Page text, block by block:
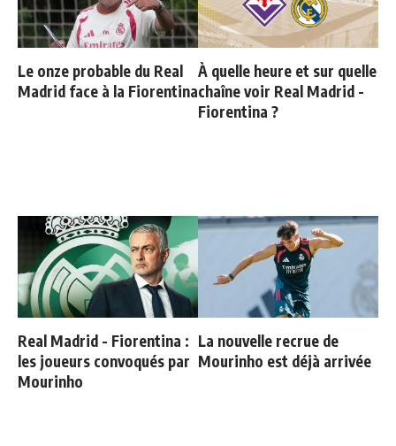
Le onze probable du Real
Madrid face à la Fiorentina
À quelle heure et sur quelle
chaîne voir Real Madrid -
Fiorentina ?
Real Madrid - Fiorentina :
les joueurs convoqués par
Mourinho
La nouvelle recrue de
Mourinho est déjà arrivée